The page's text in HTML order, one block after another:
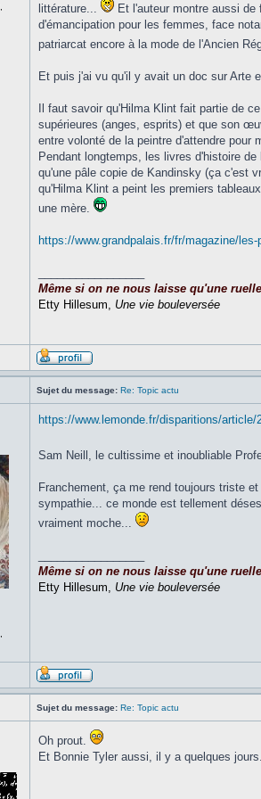
littérature...
Et l'auteur montre aussi de
d'émancipation pour les femmes, face
patriarcat encore à la mode de l'Ancien
Et puis j'ai vu qu'il y avait un doc sur Arte
Il faut savoir qu'Hilma Klint fait partie de
supérieures (anges, esprits) et que son
entre volonté de la peintre d'attendre pour
Pendant longtemps, les livres d'histoire
qu'une pâle copie de Kandinsky (ça c'est
qu'Hilma Klint a peint les premiers
une mère.
https://www.grandpalais.fr/fr/magazine/
Même si on ne nous laisse qu'une
Etty Hillesum, Une vie bouleversée
Sujet du message: Re: Topic actu
https://www.lemonde.fr/disparitions/article/
Sam Neill, le cultissime et inoubliable
Franchement, ça me rend toujours triste
sympathie... ce monde est tellement
vraiment moche...
Même si on ne nous laisse qu'une
Etty Hillesum, Une vie bouleversée
Sujet du message: Re: Topic actu
Oh prout.
Et Bonnie Tyler aussi, il y a quelques